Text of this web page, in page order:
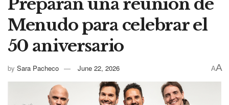
Menudo para celebrar el
50 aniversario
by Sara Pacheco June 22, 2026 AA